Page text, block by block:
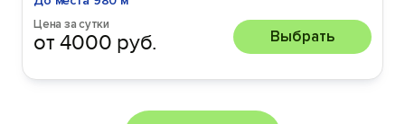
Цена за сутки
от 4000 руб. Выбрать